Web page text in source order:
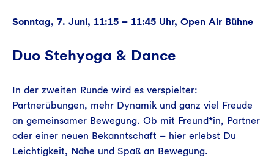
Sonntag, 7. Juni, 11:15 – 11:45 Uhr, Open Air Bühne
Duo Stehyoga & Dance
In der zweiten Runde wird es verspielter:
Partnerübungen, mehr Dynamik und ganz viel Freude
an gemeinsamer Bewegung. Ob mit Freund*in, Partner
oder einer neuen Bekanntschaft – hier erlebst Du
Leichtigkeit, Nähe und Spaß an Bewegung.